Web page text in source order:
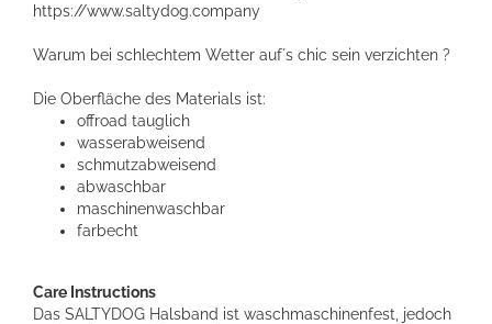
https://www.saltydog.company
Warum bei schlechtem Wetter auf´s chic sein verzichten ?
Die Oberfläche des Materials ist:
offroad tauglich
wasserabweisend
schmutzabweisend
abwaschbar
maschinenwaschbar
farbecht
Care Instructions
Das SALTYDOG Halsband ist waschmaschinenfest, jedoch